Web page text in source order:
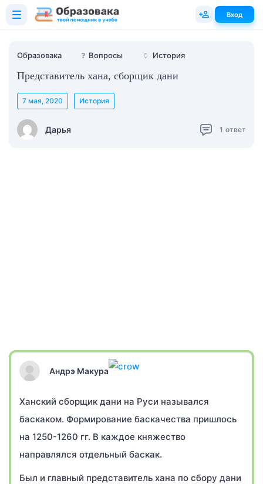
Образовака ❓ Вопросы 🏺 История
Представитель хана, сборщик дани
Дарья
7 мая, 2020 История
1 ответ
Андрэ Макура
Ханский сборщик дани на Руси назывался
баскаком. Формирование баскачества пришлось
на 1250-1260 гг. В каждое княжество
направлялся отдельный баскак.
Был и главный представитель хана по сбору дани
Вход